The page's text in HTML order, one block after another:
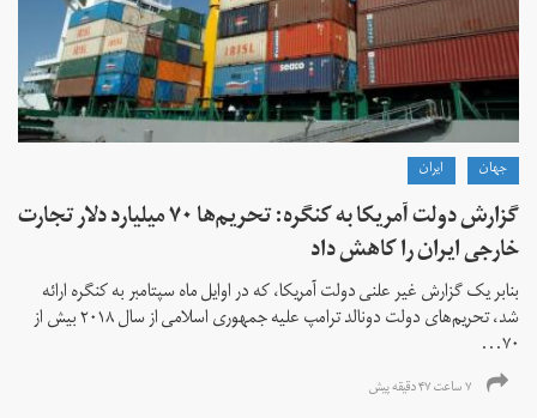
جهان ايران
گزارش دولت آمریکا به کنگره: تحریم‌ها ۷۰ میلیارد دلار تجارت
خارجی ایران را کاهش داد
بنابر یک گزارش غیر علنی دولت آمریکا، که در اوایل ماه سپتامبر به کنگره ارائه
شد، تحریم‌های دولت دونالد ترامپ علیه جمهوری اسلامی از سال ۲۰۱۸ بیش از
۷۰...
۷ ساعت ۴۷ دقیقه پیش